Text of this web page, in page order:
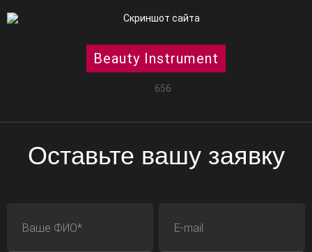
Beauty Instrument
656
Оставьте вашу заявку